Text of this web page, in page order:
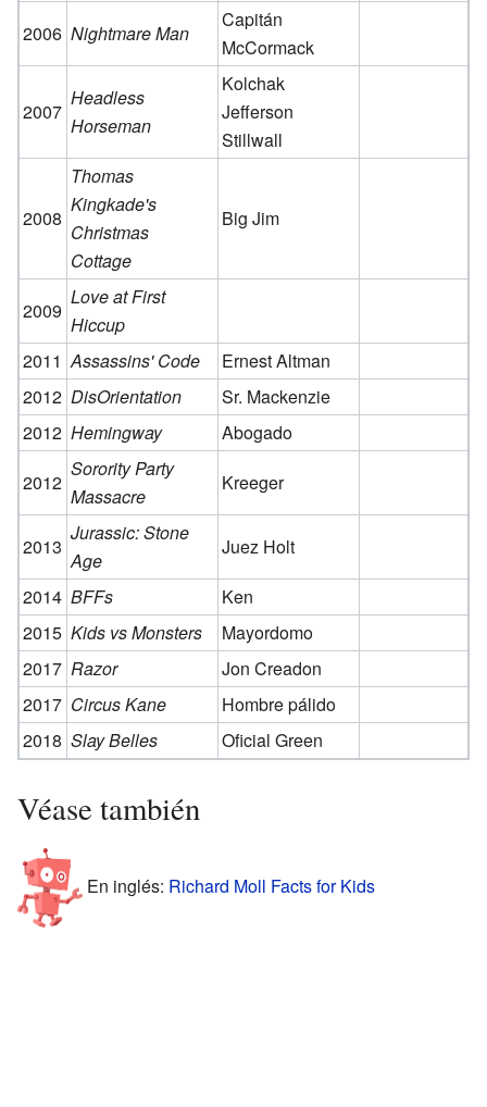
2006 Nightmare Man
Capitán
McCormack
2007
Headless
Horseman
Kolchak
Jefferson
Stillwall
2008
Thomas
Kingkade's
Christmas
Cottage
Big Jim
2009
Love at First
Hiccup
2011 Assassins' Code
Ernest Altman
2012 DisOrientation
Sr. Mackenzie
2012 Hemingway
Abogado
2012
Sorority Party
Massacre
Kreeger
2013
Jurassic: Stone
Age
Juez Holt
2014 BFFs
Ken
2015 Kids vs Monsters
Mayordomo
2017 Razor
Jon Creadon
2017 Circus Kane
Hombre pálido
2018 Slay Belles Oficial Green
Véase también
En inglés: Richard Moll Facts for Kids